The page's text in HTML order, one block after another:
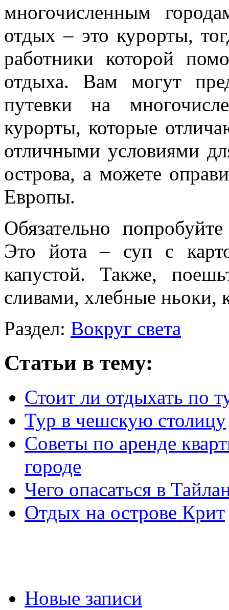
многочисленным
отдых – это курорты,
работники которой
отдыха. Вам могут
путевки на
курорты, которые
отличными условиями
острова, а можете
Европы.
Обязательно
Это йота – суп с
капустой. Также,
сливами, хлебные ньоки,
Раздел: Вокруг света
Статьи в тему:
Стоит ли отдыхать по
Тур в чешскую столицу
Советы по аренде
городе
Чего опасаться в
Отдых на острове Крит
Новые записи